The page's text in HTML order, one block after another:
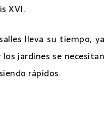
XVI.
lleva su tiempo, ya
jardines se necesitan
rápidos.